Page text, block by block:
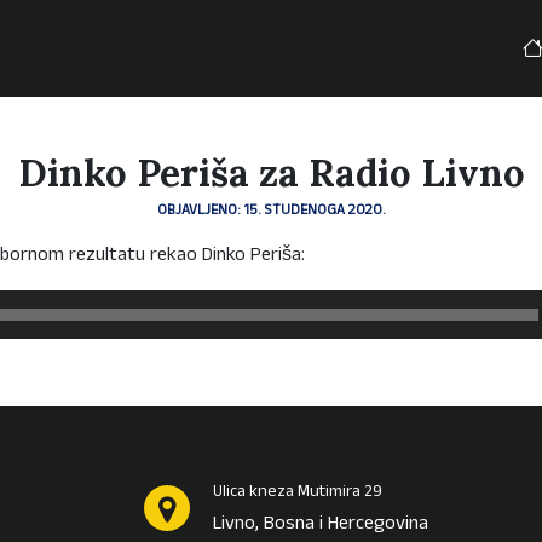
Dinko Periša za Radio Livno
OBJAVLJENO: 15. STUDENOGA 2020.
rezultatu rekao Dinko Periša:
Ulica kneza Mutimira 29
Livno, Bosna i Hercegovina